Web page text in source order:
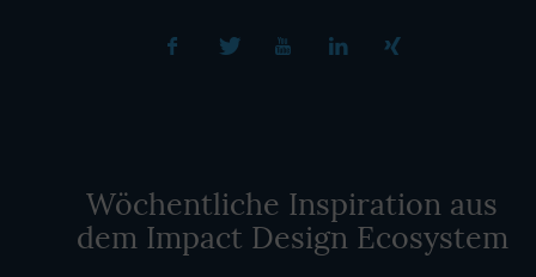
Wöchentliche Inspiration aus
dem Impact Design Ecosystem